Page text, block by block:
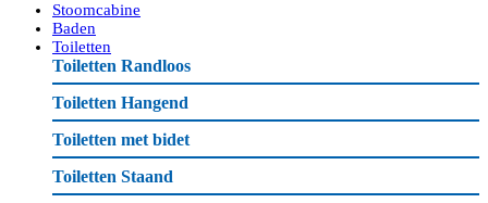
Stoomcabine
Baden
Toiletten
Toiletten Randloos
Toiletten Hangend
Toiletten met bidet
Toiletten Staand